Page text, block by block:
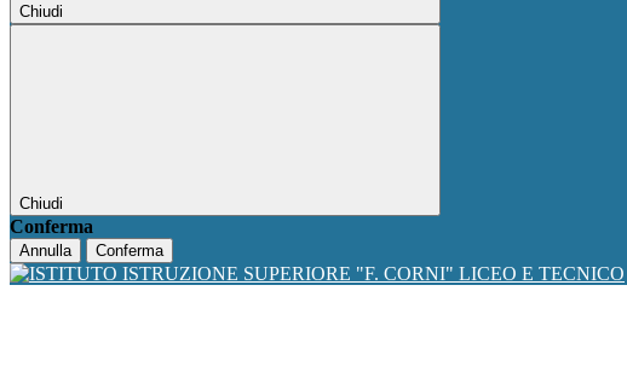
Chiudi
Chiudi
Conferma
Annulla Conferma